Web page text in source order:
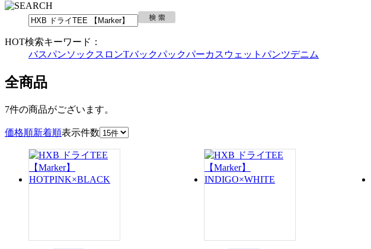
HOT検索キーワード：
バスパンソックス ロンTバックパックパーカ スウェットパンツデニム
全商品
7件の商品がございます。
価格順新着順表示件数